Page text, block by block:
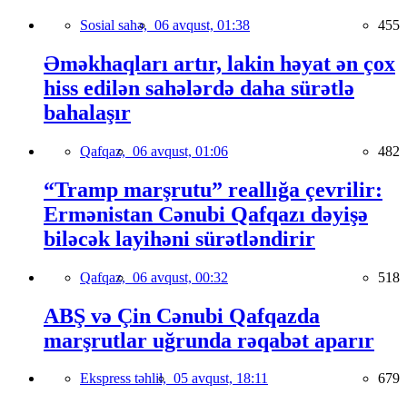
Sosial sahə, 06 avqust, 01:38 455
Əməkhaqları artır, lakin həyat ən çox
hiss edilən sahələrdə daha sürətlə
bahalaşır
Qafqaz, 06 avqust, 01:06 482
“Tramp marşrutu” reallığa çevrilir:
Ermənistan Cənubi Qafqazı dəyişə
biləcək layihəni sürətləndirir
Qafqaz, 06 avqust, 00:32 518
ABŞ və Çin Cənubi Qafqazda
marşrutlar uğrunda rəqabət aparır
Ekspress təhlil, 05 avqust, 18:11 679